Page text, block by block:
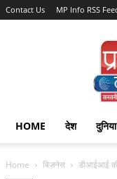
Contact Us MP Info RSS
HOME देश दुनिया
Home बिज़नेस डीआईआई की